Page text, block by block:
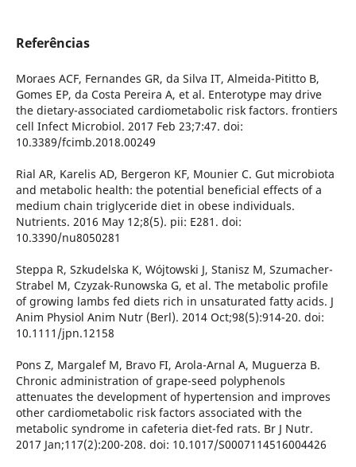
Referências
Moraes ACF, Fernandes GR, da Silva IT, Almeida-Pititto B,
Gomes EP, da Costa Pereira A, et al. Enterotype may drive
the dietary-associated cardiometabolic risk factors. frontiers
cell Infect Microbiol. 2017 Feb 23;7:47. doi:
10.3389/fcimb.2018.00249
Rial AR, Karelis AD, Bergeron KF, Mounier C. Gut microbiota
and metabolic health: the potential beneficial effects of a
medium chain triglyceride diet in obese individuals.
Nutrients. 2016 May 12;8(5). pii: E281. doi:
10.3390/nu8050281
Steppa R, Szkudelska K, Wójtowski J, Stanisz M, Szumacher-
Strabel M, Czyzak-Runowska G, et al. The metabolic profile
of growing lambs fed diets rich in unsaturated fatty acids. J
Anim Physiol Anim Nutr (Berl). 2014 Oct;98(5):914-20. doi:
10.1111/jpn.12158
Pons Z, Margalef M, Bravo FI, Arola-Arnal A, Muguerza B.
Chronic administration of grape-seed polyphenols
attenuates the development of hypertension and improves
other cardiometabolic risk factors associated with the
metabolic syndrome in cafeteria diet-fed rats. Br J Nutr.
2017 Jan;117(2):200-208. doi: 10.1017/S0007114516004426